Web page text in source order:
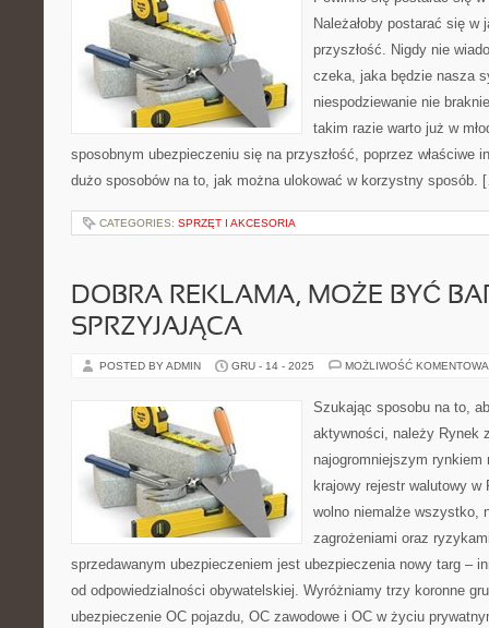
Należałoby postarać się w
przyszłość. Nigdy nie
czeka, jaka będzie nasza
niespodziewanie nie
takim razie warto już w
sposobnym ubezpieczeniu się na przyszłość, poprzez właściwe
dużo sposobów na to, jak można ulokować w korzystny sposób.
CATEGORIES: SPRZĘT I AKCESORIA
DOBRA REKLAMA, MOŻE BYĆ
SPRZYJAJĄCA
POSTED BY ADMIN GRU - 14 - 2025 MOŻLIWOŚĆ
Szukając sposobu na to,
aktywności, należy Rynek
najogromniejszym rynkiem
krajowy rejestr walutowy
wolno niemalże wszystko,
zagrożeniami oraz
sprzedawanym ubezpieczeniem jest ubezpieczenia nowy targ –
od odpowiedzialności obywatelskiej. Wyróżniamy trzy koronne
ubezpieczenie OC pojazdu, OC zawodowe i OC w życiu